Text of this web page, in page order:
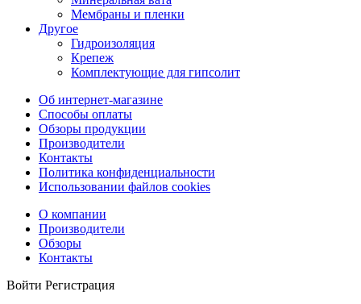
Мембраны и пленки
Другое
Гидроизоляция
Крепеж
Комплектующие для гипсолит
Об интернет-магазине
Способы оплаты
Обзоры продукции
Производители
Контакты
Политика конфиденциальности
Использовании файлов cookies
О компании
Производители
Обзоры
Контакты
Войти Регистрация